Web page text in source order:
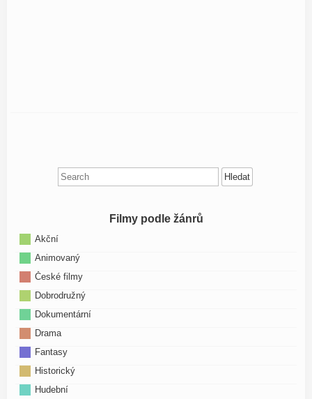
Search
for:
Filmy podle žánrů
Akční
Animovaný
České filmy
Dobrodružný
Dokumentární
Drama
Fantasy
Historický
Hudební